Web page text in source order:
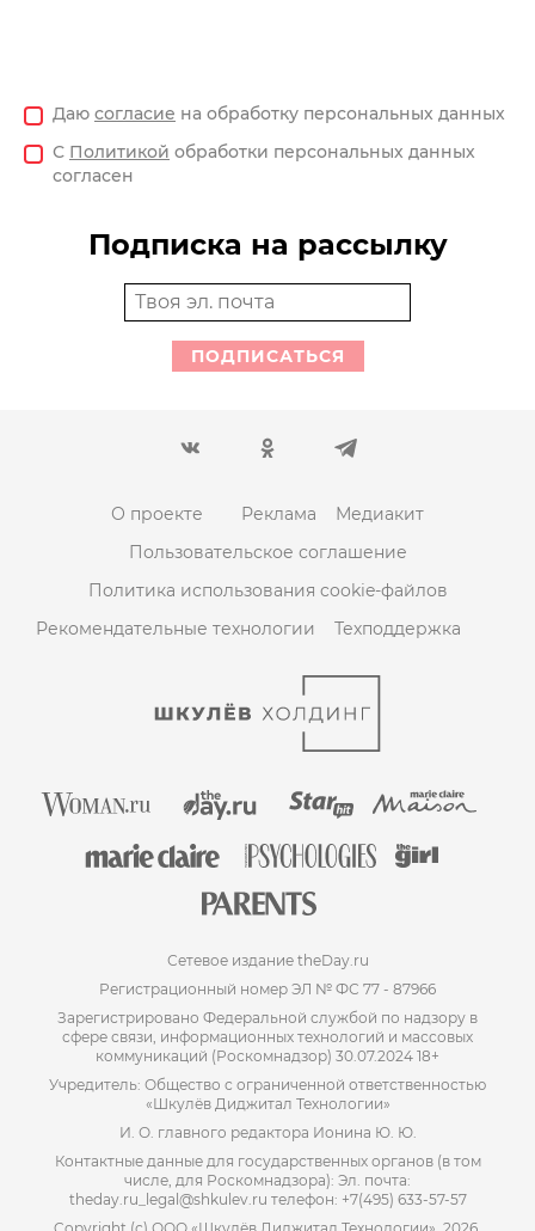
Даю согласие на обработку персональных данных
С Политикой обработки персональных данных
согласен
Подписка на рассылку
ПОДПИСАТЬСЯ
О проекте Реклама
Медиакит
Пользовательское соглашение
Политика использования cookie-файлов
Рекомендательные технологии
Техподдержка
Сетевое издание theDay.ru
Регистрационный номер ЭЛ № ФС 77 - 87966
Зарегистрировано Федеральной службой по надзору в
сфере связи, информационных технологий и массовых
коммуникаций (Роскомнадзор) 30.07.2024 18+
Учредитель: Общество с ограниченной ответственностью
«Шкулёв Диджитал Технологии»
И. О. главного редактора Ионина Ю. Ю.
Контактные данные для государственных органов (в том
числе, для Роскомнадзора): Эл. почта:
theday.ru_legal@shkulev.ru телефон: +7(495) 633-57-57